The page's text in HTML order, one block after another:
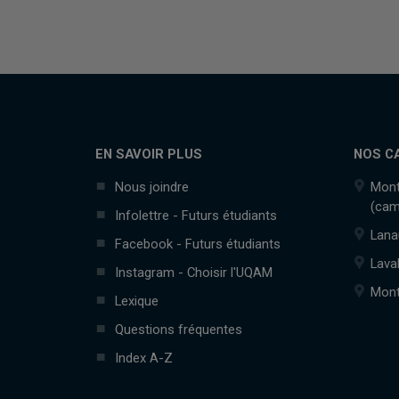
EN SAVOIR PLUS
Nous joindre
Infolettre - Futurs étudiants
Facebook - Futurs étudiants
Instagram - Choisir l'UQAM
Lexique
Questions fréquentes
Index A-Z
NOS
Laval